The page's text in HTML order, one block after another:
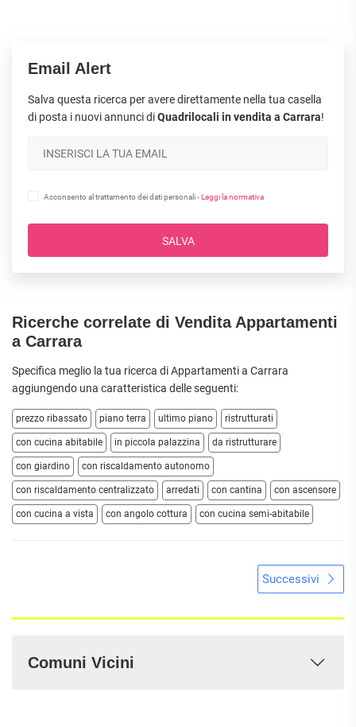
Email Alert
Salva questa ricerca per avere direttamente nella tua casella
di posta i nuovi annunci diQuadrilocali in vendita a Carrara!
Acconsento al trattamento dei dati personali -Leggi la normativa
SALVA
Ricerche correlate di Vendita Appartamenti
a Carrara
Specifica meglio la tua ricerca di Appartamenti a Carrara
aggiungendo una caratteristica delle seguenti:
prezzo ribassato piano terra ultimo piano ristrutturati
con cucina abitabile in piccola palazzina da ristrutturare
con giardino con riscaldamento autonomo
con riscaldamento centralizzato arredati con cantina con ascensore
con cucina a vista con angolo cottura con cucina semi-abitabile
Successivi
Comuni Vicini